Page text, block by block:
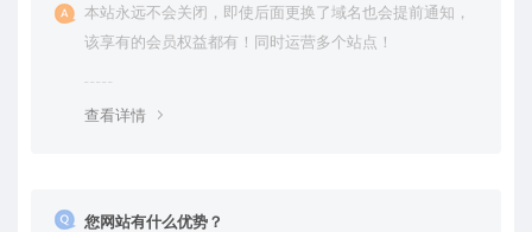
本站永远不会关闭，即使后面更换了域名也会提前通知，
该享有的会员权益都有！同时运营多个站点！
查看详情
您网站有什么优势？